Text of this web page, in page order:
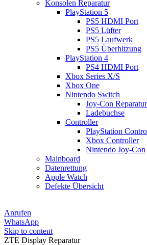
Konsolen Reparatur
PlayStation 5
PS5 HDMI Port
PS5 Lüfter
PS5 Laufwerk
PS5 Überhitzung
PlayStation 4
PS4 HDMI Port
Xbox Series X/S
Xbox One
Nintendo Switch
Joy-Con Reparatur
Ladebuchse
Controller
PlayStation
Xbox Controller
Nintendo Joy-Con
Mainboard
Datenrettung
Apple Watch
Defekte Übersicht
Anrufen
WhatsApp
Skip to content
ZTE Display Reparatur